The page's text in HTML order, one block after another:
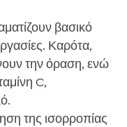
βασικό
Καρότα,
την όραση, ενώ
C,
της ισορροπίας